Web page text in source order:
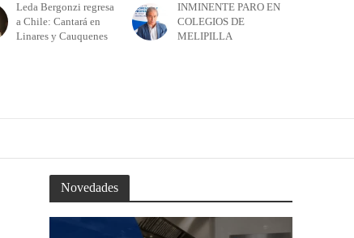
Leda Bergonzi regresa
a Chile: Cantará en
Linares y Cauquenes
INMINENTE PARO EN
COLEGIOS DE
MELIPILLA
Novedades